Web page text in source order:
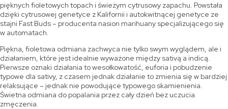
pięknych fioletowych topach i świeżym cytrusowy zapachu. Powstała
dzięki cytrusowej genetyce z Kalifornii i autokwitnącej genetyce ze
stajni Fast Buds – producenta nasion marihuany specjalizującego się
w automatach.
Piękna, fioletowa odmiana zachwyca nie tylko swym wyglądem, ale i
działaniem, które jest idealnie wyważone między sativą a indicą.
Pierwsze oznaki działania to wesołkowatość, euforia i pobudzenie
typowe dla sativy, z czasem jednak działanie to zmienia się w bardziej
relaksujące – jednak nie powodujące typowego skamienienia.
Świetna odmiana do popalania przez cały dzień bez uczucia
zmęczenia.